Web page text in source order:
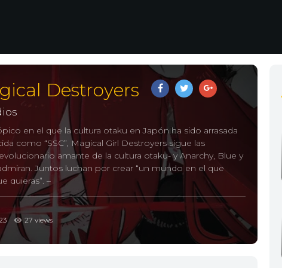
Destroyers
en el que la cultura otaku en Japón ha sido arrasada
como “SSC”, Magical Girl Destroyers sigue las
amante de la cultura otaku- y Anarchy, Blue y
Juntos luchan por crear “un mundo en el que
quieras”. –
27 views